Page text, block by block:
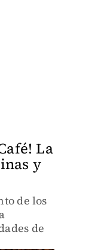
La
y
de los
de